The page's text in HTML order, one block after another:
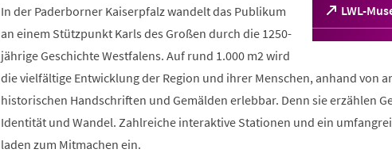
LWL-
(Öffnet
in
einem
Tab)
In der Paderborner Kaiserpfalz wandelt das Publikum
an einem Stützpunkt Karls des Großen durch die 1250-
jährige Geschichte Westfalens. Auf rund 1.000 m2 wird
die vielfältige Entwicklung der Region und ihrer Menschen, anhand von
historischen Handschriften und Gemälden erlebbar. Denn sie erzählen
Identität und Wandel. Zahlreiche interaktive Stationen und ein
laden zum Mitmachen ein.